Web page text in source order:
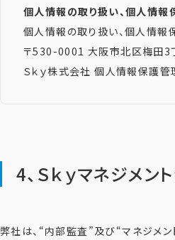
個人情報の取り扱い、個人情
個人情報の取り扱い、個人情報
〒530-0001 大阪市北区梅田3
Ｓｋｙ株式会社 個人情報保護管
4、Ｓｋｙマネジメン
弊社は、“内部監査”及び“マネジメン